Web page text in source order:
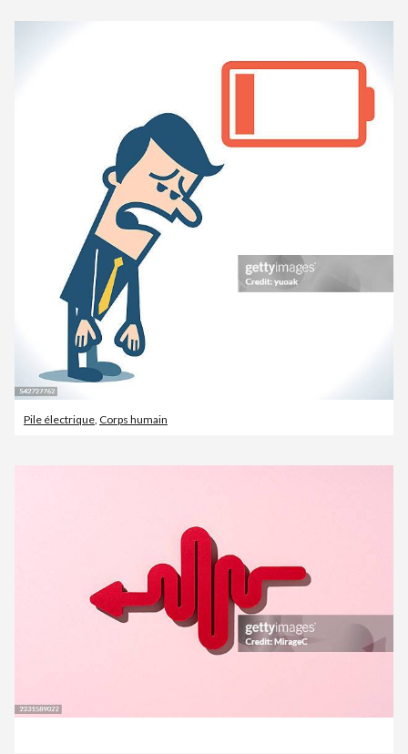
Pile électrique Corps humain